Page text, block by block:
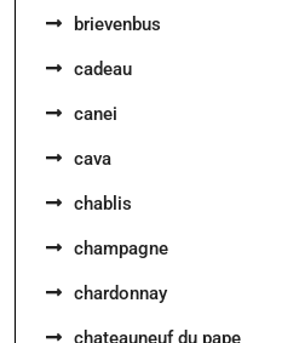
brievenbus
cadeau
canei
cava
chablis
champagne
chardonnay
chateauneuf du pape